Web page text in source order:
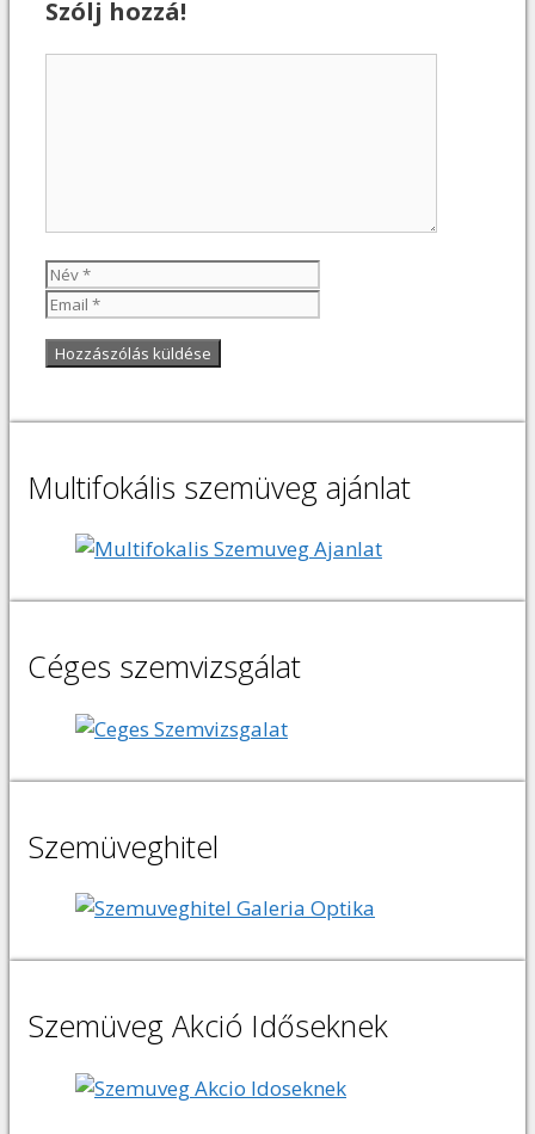
Szólj hozzá!
Név
Multifokális szemüveg ajánlat
Céges szemvizsgálat
Szemüveghitel
Szemüveg Akció Időseknek